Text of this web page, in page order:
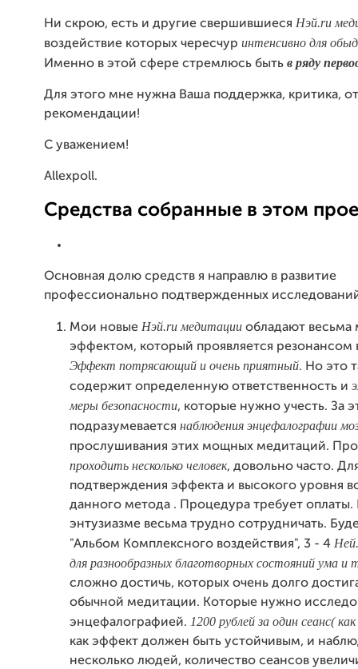
Ни скрою, есть и другие свершившиеся Нэй.ru
воздействие которых чересчур интенсивно для
Именно в этой сфере стремлюсь быть в ряду
Для этого мне нужна Ваша поддержка, критика,
рекомендации!
С уважением!
Allexpoll.
Средства собранные в этом
Основная долю средств я направлю в развитие
профессионально подтвержденных
Мои новые Нэй.ru медитации обладают
эффектом, который проявляется резонансом
Эффект потрясающий и очень приятный. Но это
содержит определенную ответственность и
меры безопасности, которые нужно учесть. За
подразумевается наблюдения энцефалографии
прослушивания этих мощных медитаций.
проходить несколько человек, довольно часто.
подтверждения эффекта и высокого уровня
данного метода . Процедура требует оплаты.
энтузиазме весьма трудно сотрудничать.
"Альбом Комплексного воздействия", 3 - 4
для разнообразных благотворных состояний ума и
сложно достичь, которых очень долго
обычной медитации. Которые нужно
энцефалографией. 1200 рублей за один сеанс(
как эффект должен быть устойчивым, и
несколько людей, количество сеансов